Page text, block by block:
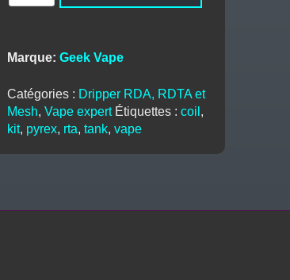
-
Vape
Marque: Geek Vape
Catégories : Dripper RDA, RDTA et
Mesh, Vape expert Étiquettes : coil ,
kit, pyrex, rta, tank, vape